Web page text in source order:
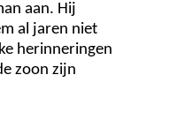
aan. Hij
al jaren niet
herinneringen
zoon zijn